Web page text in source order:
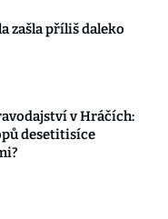
zašla příliš daleko
v Hráčích:
desetitisíce